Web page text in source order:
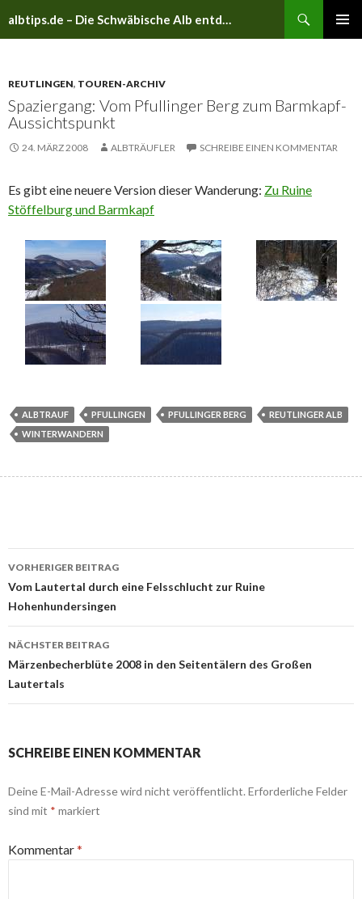
albtips.de – Die Schwäbische Alb entdecken
REUTLINGEN, TOUREN-ARCHIV
Spaziergang: Vom Pfullinger Berg zum Barmkapf-
Aussichtspunkt
24. MÄRZ 2008 ALBTRÄUFLER SCHREIBE EINEN KOMMENTAR
Es gibt eine neuere Version dieser Wanderung: Zu Ruine
Stöffelburg und Barmkapf
ALBTRAUF PFULLINGEN PFULLINGER BERG
REUTLINGER ALB
WINTERWANDERN
Beitrags-
Navigation
VORHERIGER BEITRAG
Vom Lautertal durch eine Felsschlucht zur Ruine
Hohenhundersingen
NÄCHSTER BEITRAG
Märzenbecherblüte 2008 in den Seitentälern des Großen
Lautertals
SCHREIBE EINEN KOMMENTAR
Deine E-Mail-Adresse wird nicht veröffentlicht. Erforderliche Felder
sind mit * markiert
Kommentar*